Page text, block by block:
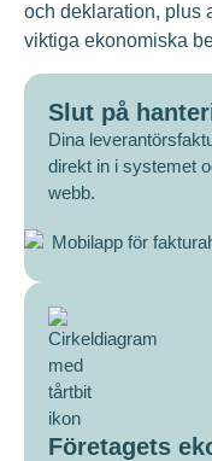
och deklaration, plus
viktiga ekonomiska
Slut på
Dina
direkt in i systemet
webb.
Företagets